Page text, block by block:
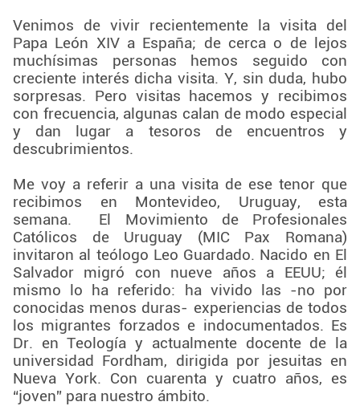
Venimos de vivir recientemente la visita del
Papa León XIV a España; de cerca o de lejos
muchísimas personas hemos seguido con
creciente interés dicha visita. Y, sin duda, hubo
sorpresas. Pero visitas hacemos y recibimos
con frecuencia, algunas calan de modo especial
y dan lugar a tesoros de encuentros y
descubrimientos.
Me voy a referir a una visita de ese tenor que
recibimos en Montevideo, Uruguay, esta
semana. El Movimiento de Profesionales
Católicos de Uruguay (MIC Pax Romana)
invitaron al teólogo Leo Guardado. Nacido en El
Salvador migró con nueve años a EEUU; él
mismo lo ha referido: ha vivido las -no por
conocidas menos duras- experiencias de todos
los migrantes forzados e indocumentados. Es
Dr. en Teología y actualmente docente de la
universidad Fordham, dirigida por jesuitas en
Nueva York. Con cuarenta y cuatro años, es
“joven” para nuestro ámbito.